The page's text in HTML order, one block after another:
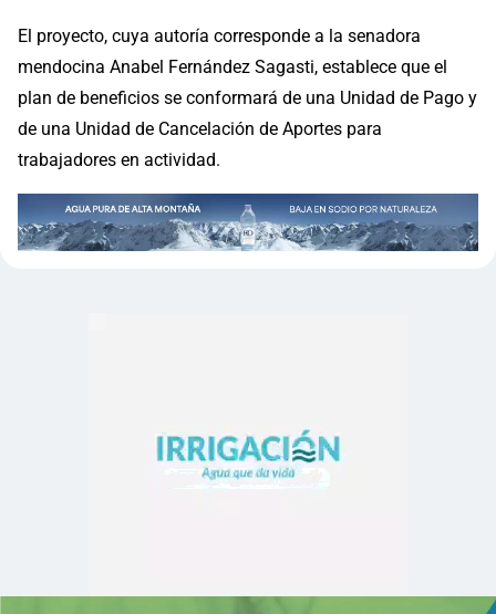
El proyecto, cuya autoría corresponde a la senadora
mendocina Anabel Fernández Sagasti, establece que el
plan de beneficios se conformará de una Unidad de Pago y
de una Unidad de Cancelación de Aportes para
trabajadores en actividad.